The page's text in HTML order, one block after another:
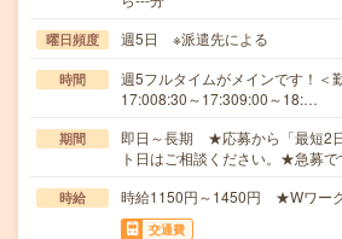
曜日頻度 週5日 ※派遣先による
時間
週5フルタイムがメインです！＜
17:008:30～17:309:00～18:…
期間
即日～長期 ★応募から「最短2
ト日はご相談ください。★急募で
時給 時給1150円～1450円 ★Wワー
交通費